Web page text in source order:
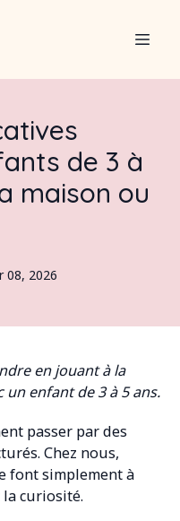
de 3 à
maison ou
08, 2026
en jouant à la
enfant de 3 à 5 ans.
passer par des
Chez nous,
font simplement à
curiosité.